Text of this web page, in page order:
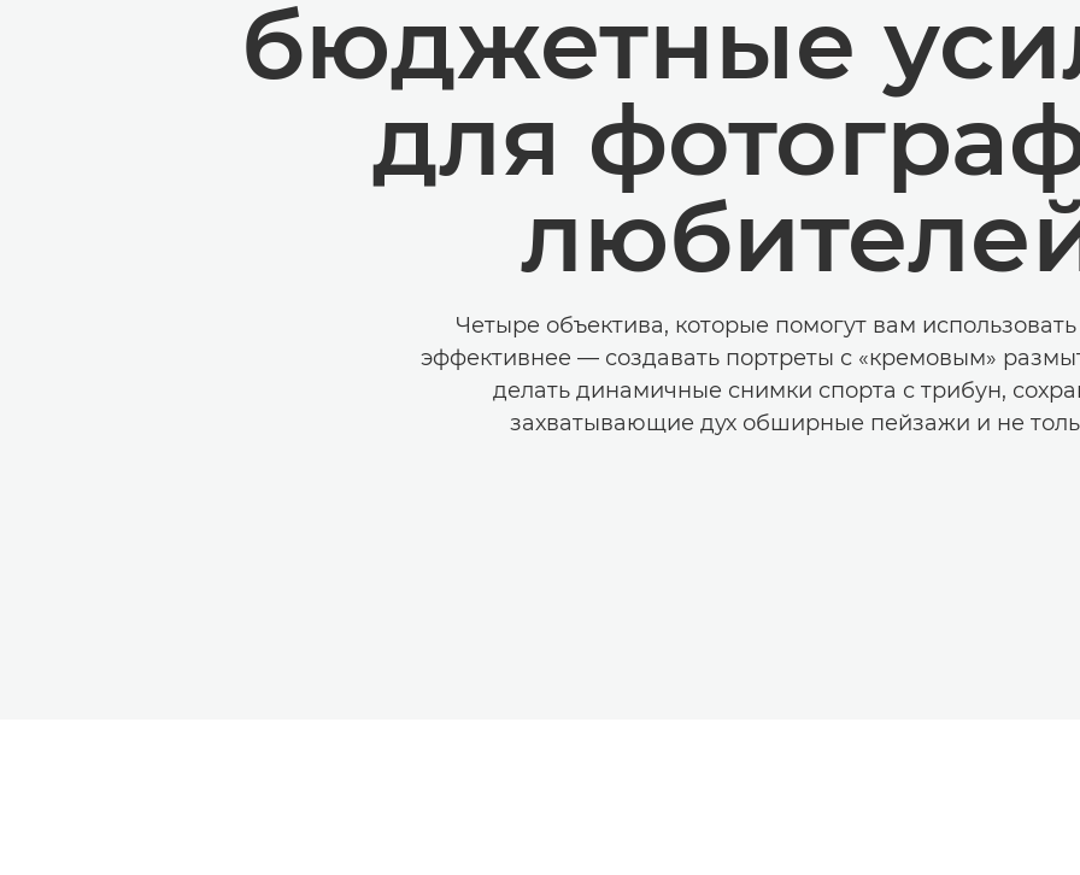
бюджетные
для
Четыре объектива, которые помогут вам
эффективнее — создавать портреты с «кремовым»
делать динамичные снимки спорта с трибун,
захватывающие дух обширные пейзажи и не